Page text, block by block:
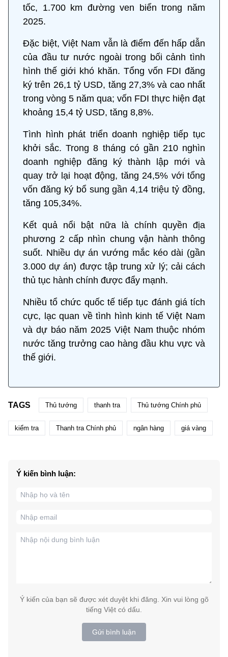
tốc, 1.700 km đường ven biển trong năm
2025.
Đặc biệt, Việt Nam vẫn là điểm đến hấp dẫn
của đầu tư nước ngoài trong bối cảnh tình
hình thế giới khó khăn. Tổng vốn FDI đăng
ký trên 26,1 tỷ USD, tăng 27,3% và cao nhất
trong vòng 5 năm qua; vốn FDI thực hiện đạt
khoảng 15,4 tỷ USD, tăng 8,8%.
Tình hình phát triển doanh nghiệp tiếp tục
khởi sắc. Trong 8 tháng có gần 210 nghìn
doanh nghiệp đăng ký thành lập mới và
quay trở lại hoạt động, tăng 24,5% với tổng
vốn đăng ký bổ sung gần 4,14 triệu tỷ đồng,
tăng 105,34%.
Kết quả nổi bật nữa là chính quyền địa
phương 2 cấp nhìn chung vận hành thông
suốt. Nhiều dự án vướng mắc kéo dài (gần
3.000 dự án) được tập trung xử lý; cải cách
thủ tục hành chính được đẩy mạnh.
Nhiều tổ chức quốc tế tiếp tục đánh giá tích
cực, lạc quan về tình hình kinh tế Việt Nam
và dự báo năm 2025 Việt Nam thuộc nhóm
nước tăng trưởng cao hàng đầu khu vực và
thế giới.
TAGS Thủ tướng thanh tra Thủ tướng Chính phủ
kiểm tra Thanh tra Chính phủ ngân hàng giá vàng
Ý kiến bình luận:
Ý kiến của bạn sẽ được xét duyệt khi đăng. Xin vui lòng gõ
tiếng Việt có dấu.
Gửi bình luận